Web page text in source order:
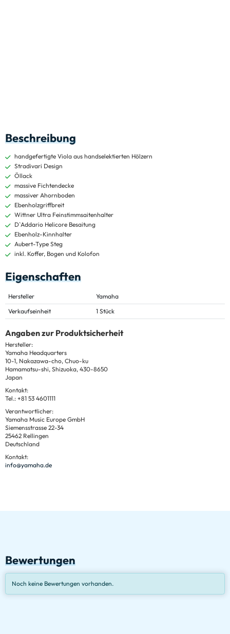
Beschreibung
handgefertigte Viola aus handselektierten Hölzern
Stradivari Design
Öllack
massive Fichtendecke
massiver Ahornboden
Ebenholzgriffbreit
Wittner Ultra Feinstimmsaitenhalter
D`Addario Helicore Besaitung
Ebenholz-Kinnhalter
Aubert-Type Steg
inkl. Koffer, Bogen und Kolofon
Eigenschaften
Hersteller
Yamaha
Verkaufseinheit
1 Stück
Angaben zur Produktsicherheit
Hersteller:
Yamaha Headquarters
10-1, Nakazawa-cho, Chuo-ku
Hamamatsu-shi, Shizuoka, 430-8650
Japan
Kontakt:
Tel.: +81 53 4601111
Verantwortlicher:
Yamaha Music Europe GmbH
Siemensstrasse 22-34
25462 Rellingen
Deutschland
Kontakt:
info@yamaha.de
Bewertungen
Noch keine Bewertungen vorhanden.